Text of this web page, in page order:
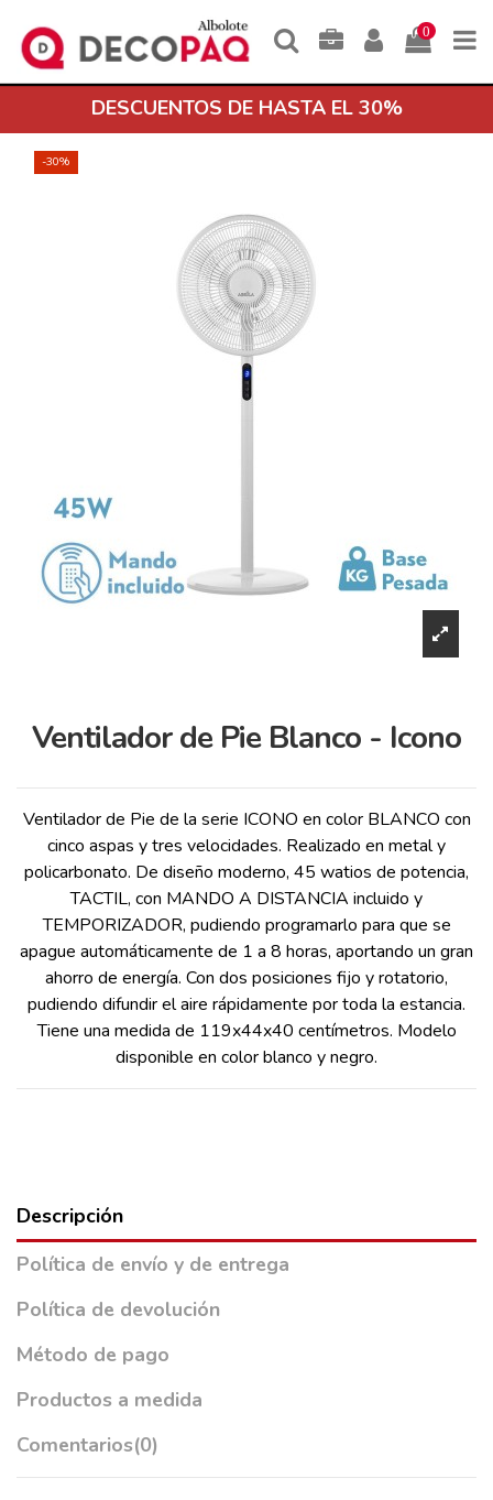
0
DESCUENTOS DE HASTA EL 30%
-30%
Ventilador de Pie Blanco - Icono
Ventilador de Pie de la serie ICONO en color BLANCO con
cinco aspas y tres velocidades. Realizado en metal y
policarbonato. De diseño moderno, 45 watios de potencia,
TACTIL, con MANDO A DISTANCIA incluido y
TEMPORIZADOR, pudiendo programarlo para que se
apague automáticamente de 1 a 8 horas, aportando un gran
ahorro de energía. Con dos posiciones fijo y rotatorio,
pudiendo difundir el aire rápidamente por toda la estancia.
Tiene una medida de 119x44x40 centímetros. Modelo
disponible en color blanco y negro.
Descripción
Política de envío y de entrega
Política de devolución
Método de pago
Productos a medida
Comentarios(0)